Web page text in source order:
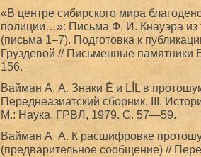
«В центре сибирского мира
полиции…»: Письма Ф. И. Кнауэра из
(письма 1–7). Подготовка к
Груздевой // Письменные
156.
Вайман A. А. Знаки É и LÍL в
Переднеазиатский сборник. III.
М.: Наука, ГРВЛ, 1979. С. 57—59.
Вайман А. А. К расшифровке
(предварительное сообщение) //